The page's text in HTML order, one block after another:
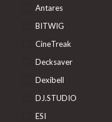
Antares
BITWIG
CineTreak
Decksaver
Dexibell
DJ.STUDIO
ESI